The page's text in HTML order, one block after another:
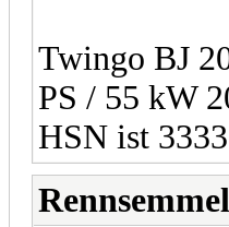
Twingo BJ
PS / 55 kW
HSN ist